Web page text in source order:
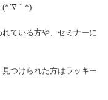
(*´∇｀*)
ている方や、セミナーに
つけられた方はラッキー